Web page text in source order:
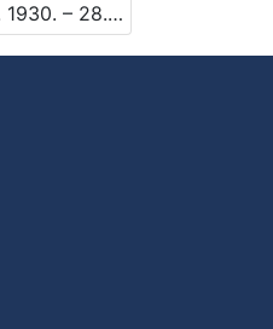
Špoljar, Krsto (1. 9. 1930. – 28. 11. 1977.)